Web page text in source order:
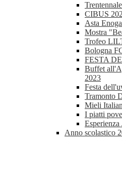
CIBUS
Asta
Mostra
Trofeo
Bologna
FESTA
Buffet
2023
Festa
Tramonto
Mieli
I piatti
Anno scolastico